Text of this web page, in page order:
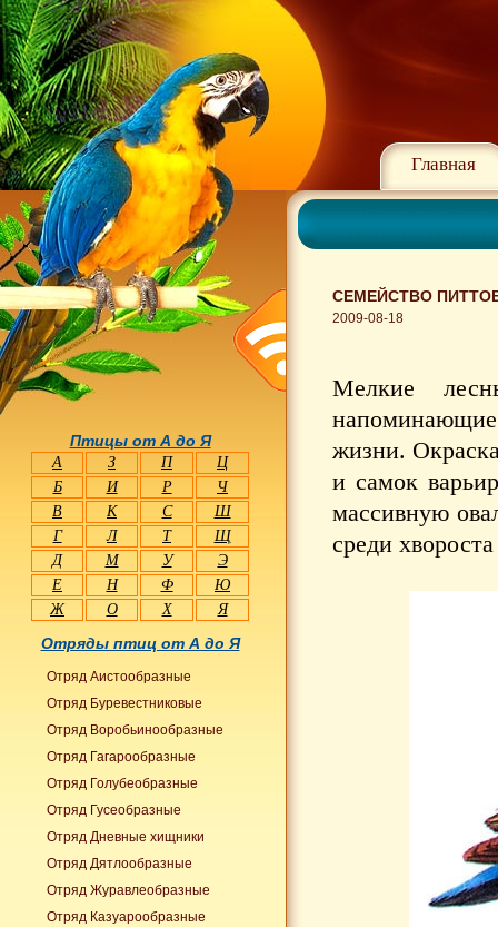
Главная
СЕМЕЙСТВО
2009-08-18
Мелкие
напоминающие
жизни.
и самок
массивную
среди
Птицы от А до Я
А З П
Ц
Б
И Р
Ч
В
К С
Ш
Г
Л Т
Щ
Д
М У
Э
Е
Н Ф
Ю
Ж
О Х Я
Отряды птиц от А до Я
Отряд Аистообразные
Отряд Буревестниковые
Отряд Воробьинообразные
Отряд Гагарообразные
Отряд Голубеобразные
Отряд Гусеобразные
Отряд Дневные хищники
Отряд Дятлообразные
Отряд Журавлеобразные
Отряд Казуарообразные